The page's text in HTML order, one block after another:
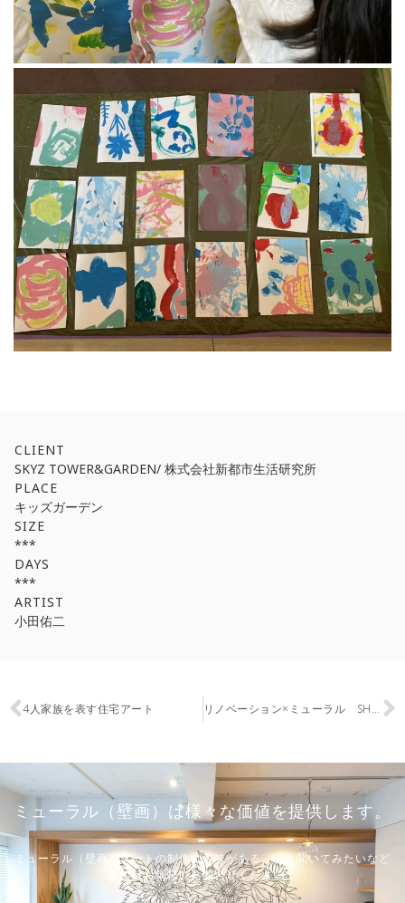
CLIENT
SKYZ TOWER&GARDEN/ 株式会社新都市生活研究所
PLACE
キッズガーデン
SIZE
***
DAYS
***
ARTIST
小田佑二
4人家族を表す住宅アート リノベーション×ミューラル SHUKEN Re様の商談スペースにミューラルを
ミューラル（壁画）は様々な価値を提供します。
ミューラル（壁画）アートの制作に興味がある、話を聞いてみたいなど
まずはお気軽にお問合せください。